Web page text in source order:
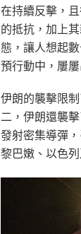
在持續反擊，
的抵抗，加上
態，讓人想起
預行動中，屢
伊朗的襲擊限
二，伊朗還襲
發射密集導彈
黎巴嫩、以色